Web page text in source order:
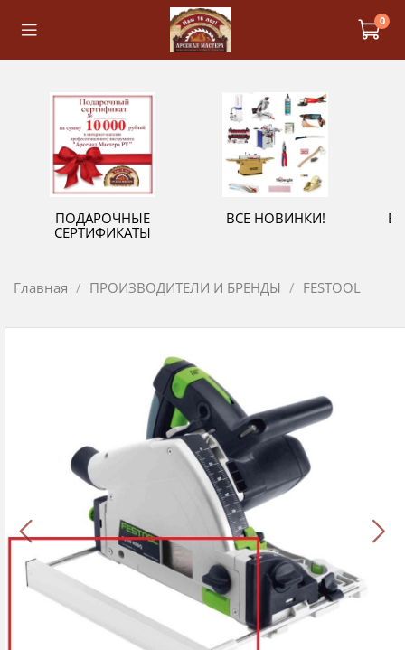
0
ПОДАРОЧНЫЕ
СЕРТИФИКАТЫ
ВСЕ НОВИНКИ!
Главная ПРОИЗВОДИТЕЛИ И БРЕНДЫ FESTOOL